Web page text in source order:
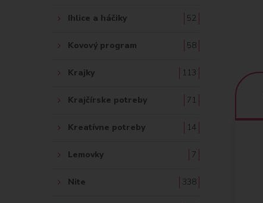
Ihlice a háčiky 52
Kovový program 58
Krajky 113
Krajčírske potreby 71
Kreatívne potreby 14
Lemovky 7
Nite 338